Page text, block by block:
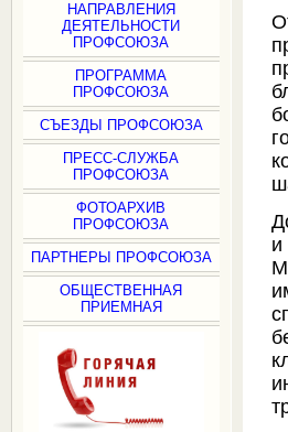
НАПРАВЛЕНИЯ
ДЕЯТЕЛЬНОСТИ
ПРОФСОЮЗА
ПРОГРАММА
ПРОФСОЮЗА
СЪЕЗДЫ ПРОФСОЮЗА
ПРЕСС-СЛУЖБА
ПРОФСОЮЗА
ФОТОАРХИВ
ПРОФСОЮЗА
ПАРТНЕРЫ ПРОФСОЮЗА
ОБЩЕСТВЕННАЯ
ПРИЕМНАЯ
и